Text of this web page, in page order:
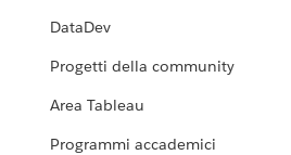
DataDev
Progetti della community
Area Tableau
Programmi accademici